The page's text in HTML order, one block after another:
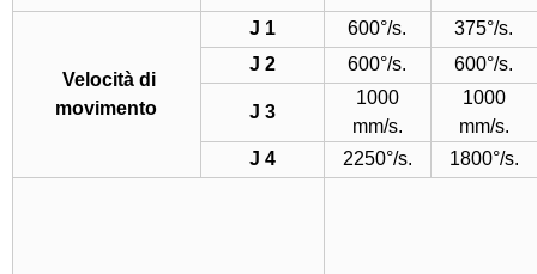
Velocità di
movimento
J 1 600°/s.
375°/s.
J 2
600°/s. 600°/s.
J 3
1000
mm/s.
1000
mm/s.
J 4
2250°/s. 1800°/s.